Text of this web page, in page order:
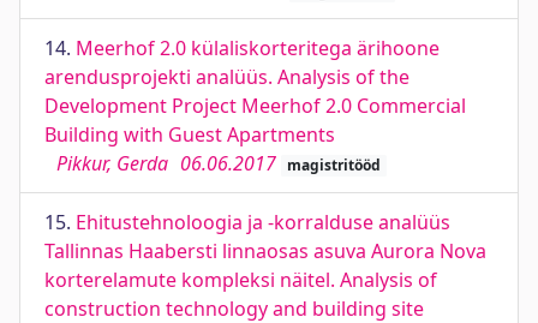
14. Meerhof 2.0 külaliskorteritega ärihoone
arendusprojekti analüüs. Analysis of the
Development Project Meerhof 2.0 Commercial
Building with Guest Apartments
Pikkur, Gerda 06.06.2017 magistritööd
15. Ehitustehnoloogia ja -korralduse analüüs
Tallinnas Haabersti linnaosas asuva Aurora Nova
korterelamute kompleksi näitel. Analysis of
construction technology and building site